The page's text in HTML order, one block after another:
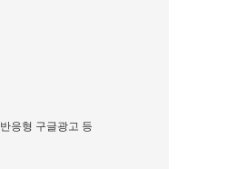
반응형 구글광고 등